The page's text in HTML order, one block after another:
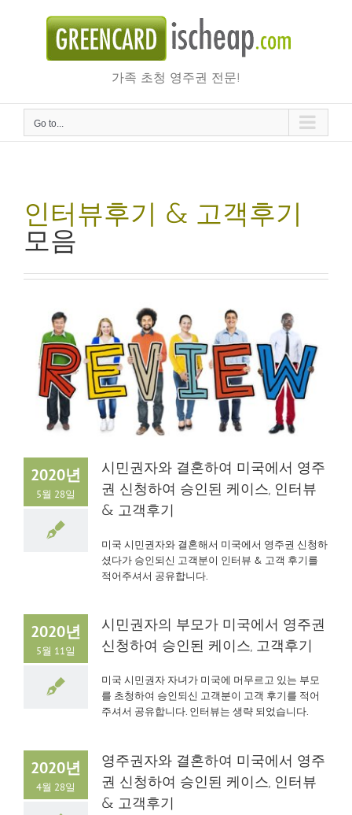
가족 초청 영주권 전문!
Go to...
인터뷰후기 & 고객후기
모음
2020년
5월 28일
시민권자와 결혼하여 미국에서 영주
권 신청하여 승인된 케이스, 인터뷰
& 고객후기
미국 시민권자와 결혼해서 미국에서 영주권 신청하
셨다가 승인되신 고객분이 인터뷰 & 고객 후기를
적어주셔서 공유합니다.
2020년
5월 11일
시민권자의 부모가 미국에서 영주권
신청하여 승인된 케이스, 고객후기
미국 시민권자 자녀가 미국에 머무르고 있는 부모
를 초청하여 승인되신 고객분이 고객 후기를 적어
주셔서 공유합니다. 인터뷰는 생략 되었습니다.
2020년
4월 28일
영주권자와 결혼하여 미국에서 영주
권 신청하여 승인된 케이스, 인터뷰
& 고객후기